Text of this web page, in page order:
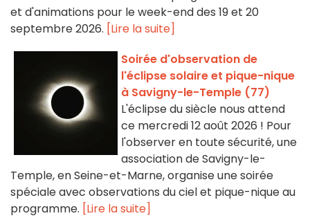
et d'animations pour le week-end des 19 et 20
septembre 2026. [Lire la suite]
Soirée d'observation de
l'éclipse solaire et pique-nique
à Savigny-le-Temple (77)
L'éclipse du siècle nous attend
ce mercredi 12 août 2026 ! Pour
l'observer en toute sécurité, une
association de Savigny-le-
Temple, en Seine-et-Marne, organise une soirée
spéciale avec observations du ciel et pique-nique au
programme. [Lire la suite]